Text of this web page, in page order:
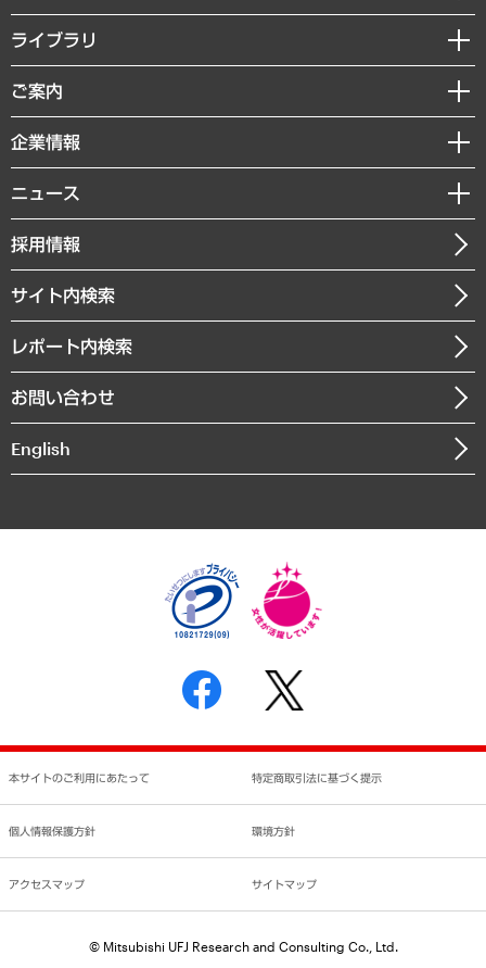
経営戦略
組織・人事戦略
デジタルイノベーション
共生・ダイバーシティ
GRC（ガバナンス・リスク・コンプライアンス）・防災（政策）
経済・産業・雇用・労働
まちづくり・観光・交通・スポーツ・スマートシティ
自然資源・農林水産業・食料システム
ライブラリ
経済調査
レポート
コラム
経営用語集
受託・受注実績（官公庁関連）
メディア掲載・出演
ご案内
セミナー・イベント情報
MUFGビジネスセミナー
受託案件情報
企業情報
私たちの想い
社長メッセージ
会社概要
沿革
組織図・本部部室紹介
インドネシア現地法人
個人情報保護方針
反社会的勢力に対する基本方針
書面による個人情報の開示等の請求の手続きについて
ニュース
ニュースリリース
お知らせ
採用情報
サイト内検索
レポート内検索
お問い合わせ
English
本サイトのご利用にあたって 特定商取引法に基づく提示
個人情報保護方針 環境方針
アクセスマップ サイトマップ
© Mitsubishi UFJ Research and Consulting Co., Ltd.